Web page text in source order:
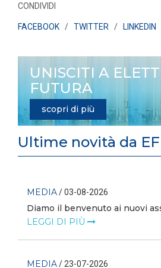
CONDIVIDI
FACEBOOK/ TWITTER / LINKEDIN
UNISCITI A
FUTURA
scopri di più
Ultime novità da EF
MEDIA/ 03-08-2026
Diamo il benvenuto ai nuovi
LEGGI DI PIÙ
MEDIA/ 23-07-2026